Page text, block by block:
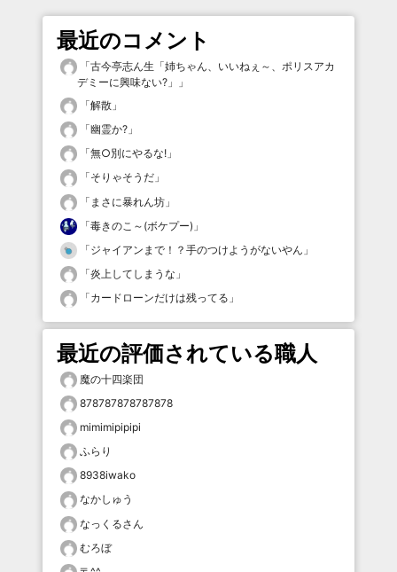
最近のコメント
「古今亭志ん生「姉ちゃん、いいねぇ～、ポリスアカ
デミーに興味ない?」
」
「解散 」
「幽霊か? 」
「無○別にやるな! 」
「そりゃそうだ 」
「 まさに暴れん坊 」
「毒きのこ～(ボケプー) 」
「ジャイアンまで！？手のつけようがないやん 」
「炎上してしまうな 」
「カードローンだけは残ってる 」
最近の評価されている職人
魔の十四楽団
878787878787878
mimimipipipi
ふらり
8938iwako
なかしゅう
なっくるさん
むろぼ